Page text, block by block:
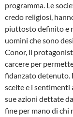
programma. Le
credo religiosi,
piuttosto definito e
uomini che sono
Conor, il
carcere per
fidanzato detenuto.
scelte e i sentimenti
sue azioni dettate
fine per mano di chi